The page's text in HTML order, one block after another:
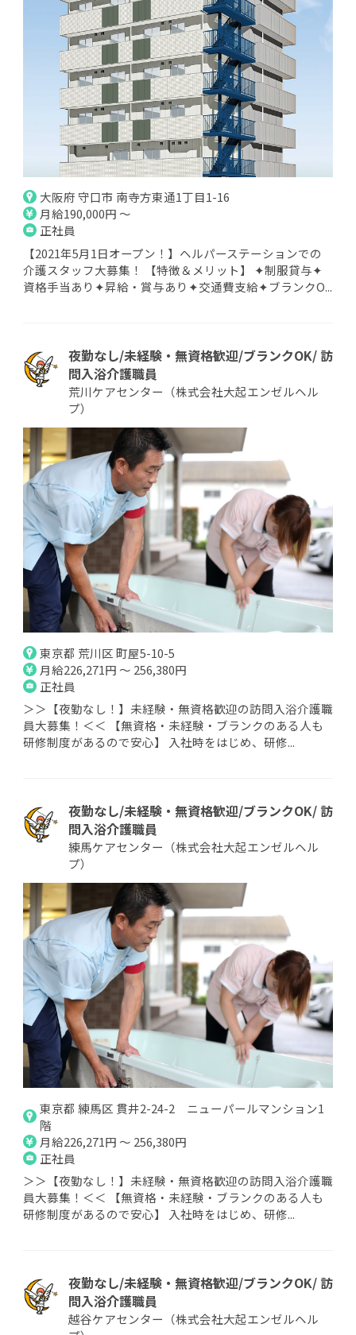
大阪府 守口市 南寺方東通1丁目1-16
月給190,000円 ～
正社員
【2021年5月1日オープン！】ヘルパーステーションでの
介護スタッフ大募集！ 【特徴＆メリット】 ✦制服貸与✦
資格手当あり✦昇給・賞与あり✦交通費支給✦ブランクO...
夜勤なし/未経験・無資格歓迎/ブランクOK/ 訪
問入浴介護職員
荒川ケアセンター（株式会社大起エンゼルヘル
プ）
東京都 荒川区 町屋5-10-5
月給226,271円 ～ 256,380円
正社員
＞＞【夜勤なし！】未経験・無資格歓迎の訪問入浴介護職
員大募集！＜＜ 【無資格・未経験・ブランクのある人も
研修制度があるので安心】 入社時をはじめ、研修...
夜勤なし/未経験・無資格歓迎/ブランクOK/ 訪
問入浴介護職員
練馬ケアセンター（株式会社大起エンゼルヘル
プ）
東京都 練馬区 貫井2-24-2 ニューパールマンション1
階
月給226,271円 ～ 256,380円
正社員
＞＞【夜勤なし！】未経験・無資格歓迎の訪問入浴介護職
員大募集！＜＜ 【無資格・未経験・ブランクのある人も
研修制度があるので安心】 入社時をはじめ、研修...
夜勤なし/未経験・無資格歓迎/ブランクOK/ 訪
問入浴介護職員
越谷ケアセンター（株式会社大起エンゼルヘル